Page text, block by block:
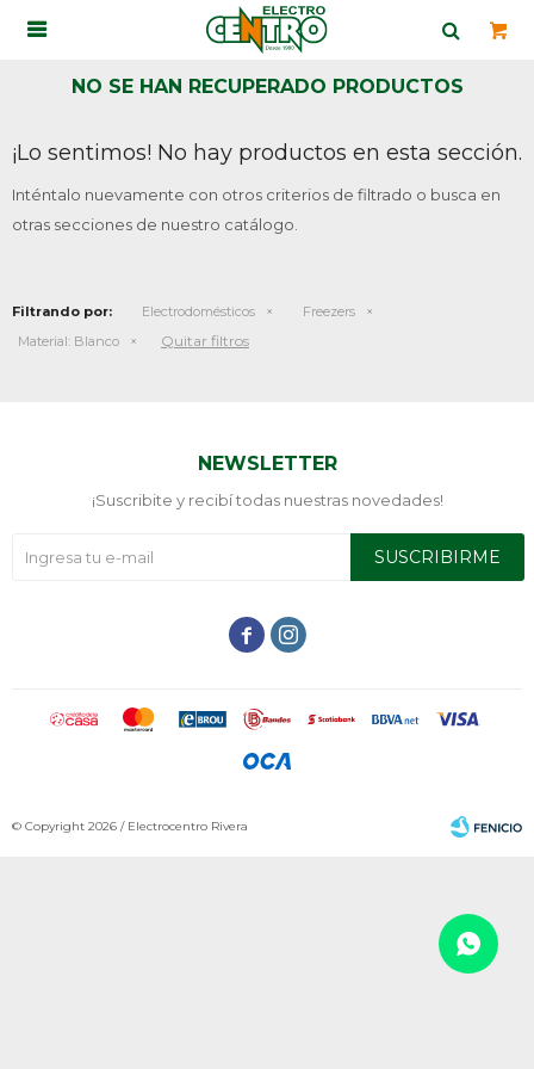

NO SE HAN RECUPERADO PRODUCTOS
¡Lo sentimos! No hay productos en esta sección.
Inténtalo nuevamente con otros criterios de filtrado o busca en
otras secciones de nuestro catálogo.
Filtrando por: Electrodomésticos
Freezers
Material: Blanco Quitar filtros
NEWSLETTER
¡Suscribite y recibí todas nuestras novedades!
SUSCRIBIRME
 
© Copyright 2026 / Electrocentro Rivera